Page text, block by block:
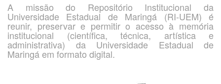
A missão do Repositório Institucional da
Universidade Estadual de Maringá (RI-UEM) é
reunir, preservar e permitir o acesso à memória
institucional (científica, técnica, artística e
administrativa) da Universidade Estadual de
Maringá em formato digital.